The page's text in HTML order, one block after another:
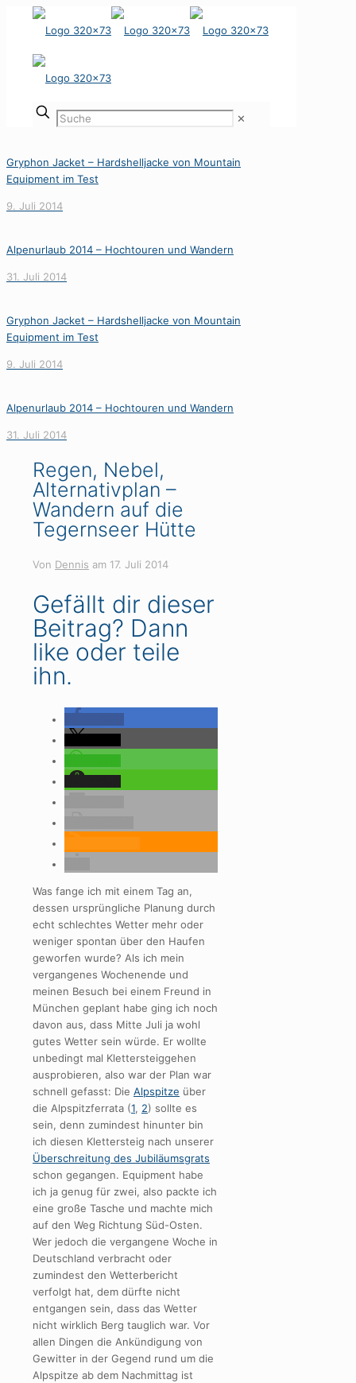
✕
Gryphon Jacket – Hardshelljacke von Mountain
Equipment im Test
9. Juli 2014
Alpenurlaub 2014 – Hochtouren und Wandern
31. Juli 2014
Gryphon Jacket – Hardshelljacke von Mountain
Equipment im Test
9. Juli 2014
Alpenurlaub 2014 – Hochtouren und Wandern
31. Juli 2014
Regen, Nebel,
Alternativplan –
Wandern auf die
Tegernseer Hütte
Von Dennis am 17. Juli 2014
Gefällt dir dieser
Beitrag? Dann
like oder teile
ihn.
Was fange ich mit einem Tag an,
dessen ursprüngliche Planung durch
echt schlechtes Wetter mehr oder
weniger spontan über den Haufen
geworfen wurde? Als ich mein
vergangenes Wochenende und
meinen Besuch bei einem Freund in
München geplant habe ging ich noch
davon aus, dass Mitte Juli ja wohl
gutes Wetter sein würde. Er wollte
unbedingt mal Klettersteiggehen
ausprobieren, also war der Plan war
schnell gefasst: Die Alpspitze über
die Alpspitzferrata (1, 2) sollte es
sein, denn zumindest hinunter bin
ich diesen Klettersteig nach unserer
Überschreitung des Jubiläumsgrats
schon gegangen. Equipment habe
ich ja genug für zwei, also packte ich
eine große Tasche und machte mich
auf den Weg Richtung Süd-Osten.
Wer jedoch die vergangene Woche in
Deutschland verbracht oder
zumindest den Wetterbericht
verfolgt hat, dem dürfte nicht
entgangen sein, dass das Wetter
nicht wirklich Berg tauglich war. Vor
allen Dingen die Ankündigung von
Gewitter in der Gegend rund um die
Alpspitze ab dem Nachmittag ist